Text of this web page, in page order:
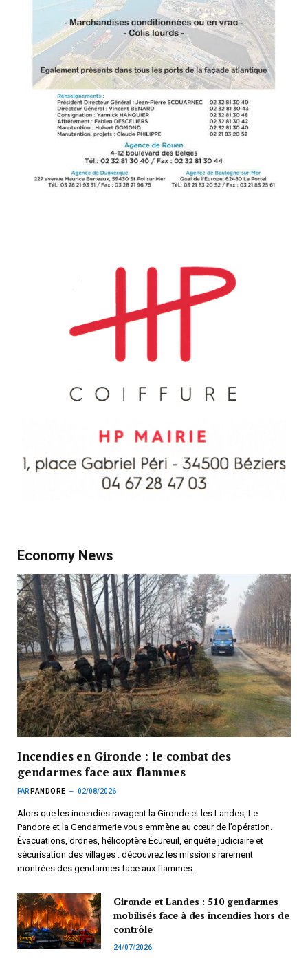
Economy News
Incendies en Gironde : le combat des
gendarmes face aux flammes
PAR PANDORE 02/08/2026
Alors que les incendies ravagent la Gironde et les Landes, Le
Pandore et la Gendarmerie vous emmène au cœur de l’opération.
Évacuations, drones, hélicoptère Écureuil, enquête judiciaire et
sécurisation des villages : découvrez les missions rarement
montrées des gendarmes face aux flammes.
Gironde et Landes : 510 gendarmes
mobilisés face à des incendies hors de
contrôle
24/07/2026